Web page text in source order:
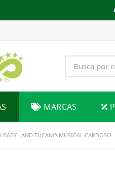
MARCAS
BABY LAND TUCANO MUSICAL CARDOSO